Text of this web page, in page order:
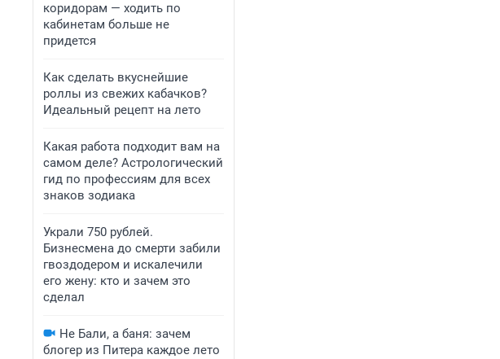
коридорам — ходить по
кабинетам больше не
придется
Как сделать вкуснейшие
роллы из свежих кабачков?
Идеальный рецепт на лето
Какая работа подходит вам на
самом деле? Астрологический
гид по профессиям для всех
знаков зодиака
Украли 750 рублей.
Бизнесмена до смерти забили
гвоздодером и искалечили
его жену: кто и зачем это
сделал
Не Бали, а баня: зачем
блогер из Питера каждое лето